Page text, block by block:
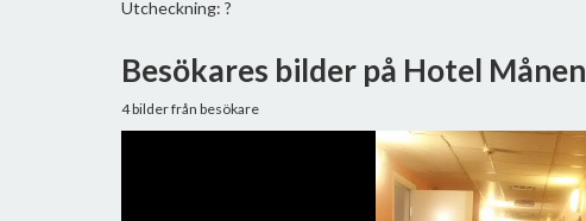
Utcheckning: ?
Besökares bilder på Hotel Månen
4 bilder från besökare